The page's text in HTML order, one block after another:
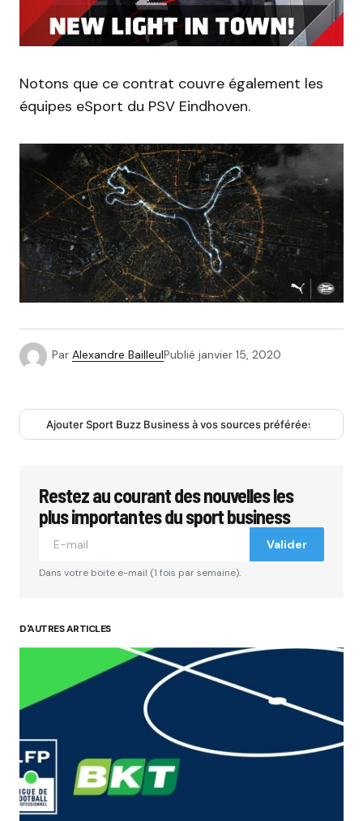
Notons que ce contrat couvre également les
équipes eSport du PSV Eindhoven.
Par Alexandre BailleulPublié janvier 15, 2020
Ajouter Sport Buzz Business à vos sources préférées
Restez au courant des nouvelles les
plus importantes du sport business
Valider
Dans votre boite e-mail (1 fois par semaine).
D'AUTRES ARTICLES